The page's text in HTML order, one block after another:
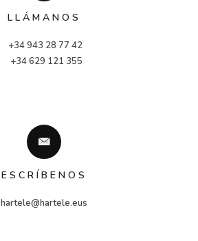
LLÁMANOS
+34 943 28 77 42
+34 629 121 355
ESCRÍBENOS
hartele@hartele.eus